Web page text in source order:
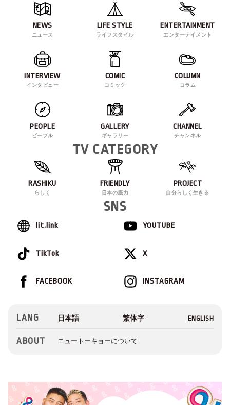
NEWS
ニュース
LIFE STYLE
ライフスタイル
ENTERTAINMENT
エンターテイメント
INTERVIEW
インタビュー
COMIC
コミック
COLUMN
コラム
PEOPLE
ピープル
GALLERY
ギャラリー
CHANNEL
チャンネル
TV CATEGORY
RASHIKU
らしく
FRIENDLY
日本の底力
PROJECT
自分らしく生きる
SNS
lit.link YOUTUBE
TikTok X
INSTAGRAM
FACEBOOK
LANG
ABOUT ニュートーキョーについて